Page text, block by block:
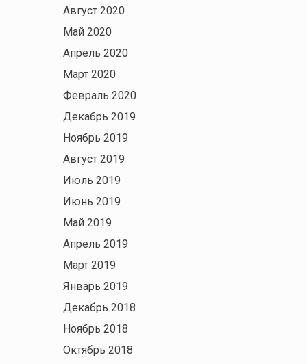
Август 2020
Май 2020
Апрель 2020
Март 2020
Февраль 2020
Декабрь 2019
Ноябрь 2019
Август 2019
Июль 2019
Июнь 2019
Май 2019
Апрель 2019
Март 2019
Январь 2019
Декабрь 2018
Ноябрь 2018
Октябрь 2018